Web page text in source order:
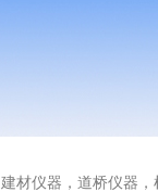
仪器，道桥仪器，检测